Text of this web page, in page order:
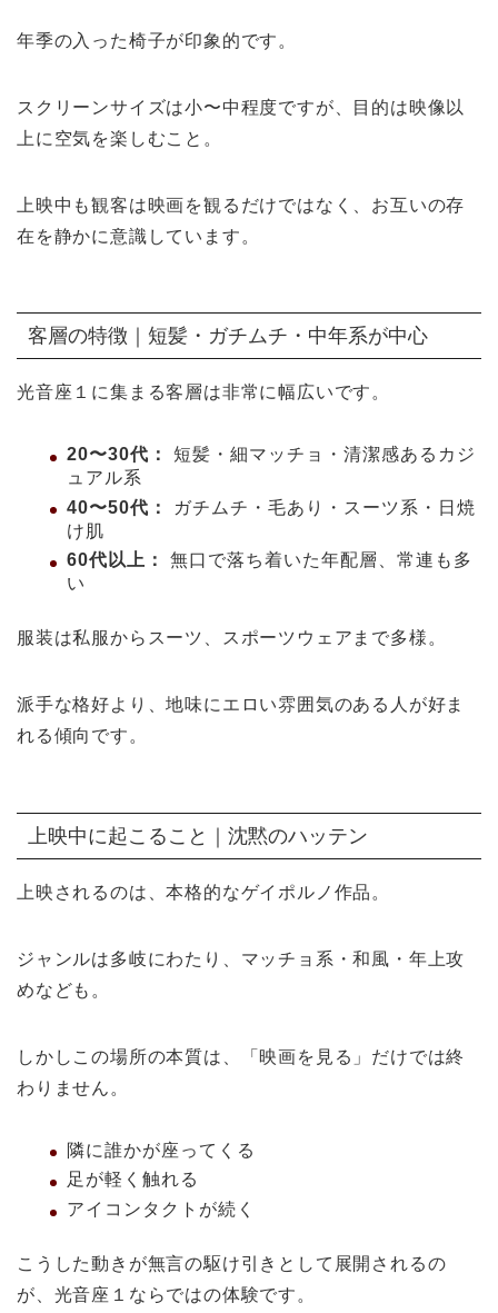
年季の入った椅子が印象的です。
スクリーンサイズは小〜中程度ですが、目的は映像以
上に空気を楽しむこと。
上映中も観客は映画を観るだけではなく、お互いの存
在を静かに意識しています。
客層の特徴｜短髪・ガチムチ・中年系が中心
光音座１に集まる客層は非常に幅広いです。
20〜30代：
短髪・細マッチョ・清潔感あるカジ
ュアル系
40〜50代：
ガチムチ・毛あり・スーツ系・日焼
け肌
60代以上：
無口で落ち着いた年配層、常連も多
い
服装は私服からスーツ、スポーツウェアまで多様。
派手な格好より、地味にエロい雰囲気のある人が好ま
れる傾向です。
上映中に起こること｜沈黙のハッテン
上映されるのは、本格的なゲイポルノ作品。
ジャンルは多岐にわたり、マッチョ系・和風・年上攻
めなども。
しかしこの場所の本質は、「映画を見る」だけでは終
わりません。
隣に誰かが座ってくる
足が軽く触れる
アイコンタクトが続く
こうした動きが無言の駆け引きとして展開されるの
が、光音座１ならではの体験です。